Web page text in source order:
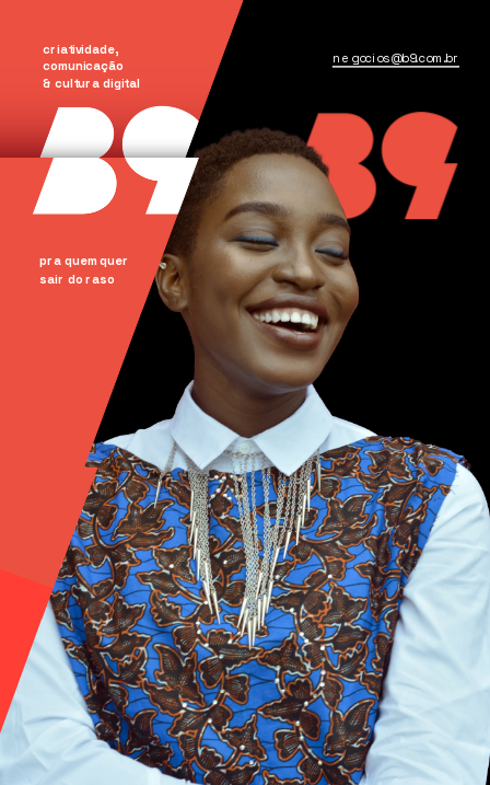
criatividade,
comunicação
& cultura digital
pra quem quer
sair do raso
negocios@b9.com.br